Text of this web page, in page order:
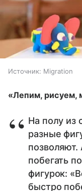
Источник: Migration
«Лепим, рисуем,
На полу из
разные
побегать
фигурок:
быстро